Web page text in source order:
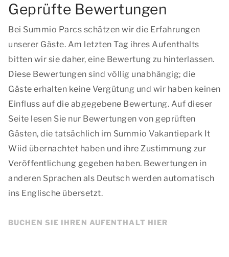
Geprüfte Bewertungen
Bei Summio Parcs schätzen wir die Erfahrungen
unserer Gäste. Am letzten Tag ihres Aufenthalts
bitten wir sie daher, eine Bewertung zu hinterlassen.
Diese Bewertungen sind völlig unabhängig; die
Gäste erhalten keine Vergütung und wir haben keinen
Einfluss auf die abgegebene Bewertung. Auf dieser
Seite lesen Sie nur Bewertungen von geprüften
Gästen, die tatsächlich im Summio Vakantiepark It
Wiid übernachtet haben und ihre Zustimmung zur
Veröffentlichung gegeben haben. Bewertungen in
anderen Sprachen als Deutsch werden automatisch
ins Englische übersetzt.
BUCHEN SIE IHREN AUFENTHALT HIER